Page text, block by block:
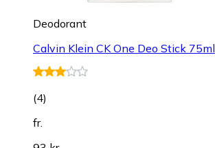
Deodorant
Calvin Klein CK One Deo Stick 75ml
(4)
fr.